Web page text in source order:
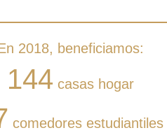
2018, beneficiamos:
144 casas hogar
comedores estudiantiles